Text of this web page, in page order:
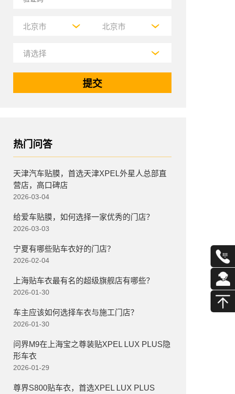
热门问答
天津汽车贴膜，首选天津XPEL外星人总部直
营店，高口碑店
2026-03-04
给爱车贴膜，如何选择一家优秀的门店？
2026-03-03
宁夏有哪些贴车衣好的门店？
2026-02-04
上海贴车衣最有名的超级旗舰店有哪些？
2026-01-30
车主应该如何选择车衣与施工门店？
2026-01-30
问界M9在上海宝之尊装贴XPEL LUX PLUS隐
形车衣
2026-01-29
尊界S800贴车衣，首选XPEL LUX PLUS